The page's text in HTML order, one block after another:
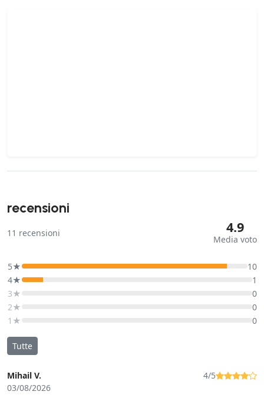
recensioni
11 recensioni 4.9
Media voto
5★
10
4★
1
3★
0
2★
0
1★
0
Tutte
Mihail V.
03/08/2026
4/5